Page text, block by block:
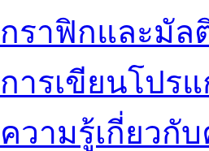
กราฟิกและมัล
การเขียนโปร
ความรู้เกี่ยวกั